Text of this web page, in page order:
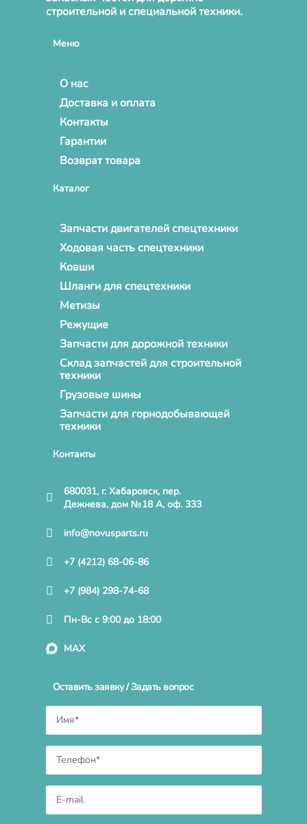
строительной и специальной техники.
Меню
О нас
Доставка и оплата
Контакты
Гарантии
Возврат товара
Каталог
Запчасти двигателей спецтехники
Ходовая часть спецтехники
Ковши
Шланги для спецтехники
Метизы
Режущие
Запчасти для дорожной техники
Склад запчастей для строительной
техники
Грузовые шины
Запчасти для горнодобывающей
техники
Контакты
680031, г. Хабаровск, пер.
Дежнева, дом №18 А, оф. 333
info@novusparts.ru
+7 (4212) 68-06-86
+7 (984) 298-74-68
Пн-Вс с 9:00 до 18:00
MAX
Оставить заявку / Задать вопрос